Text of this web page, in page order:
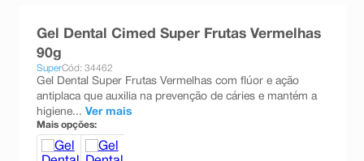
Gel Dental Cimed Super Frutas Vermelhas
90g
SuperCód: 34462
Gel Dental Super Frutas Vermelhas com flúor e ação
antiplaca que auxilia na prevenção de cáries e mantém a
higiene... Ver mais
Mais opções:
absorvente
10ºshampoo